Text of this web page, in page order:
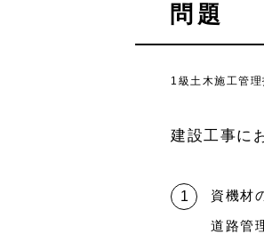
問題
1級土木施工管
建設工事に
資機材
道路管